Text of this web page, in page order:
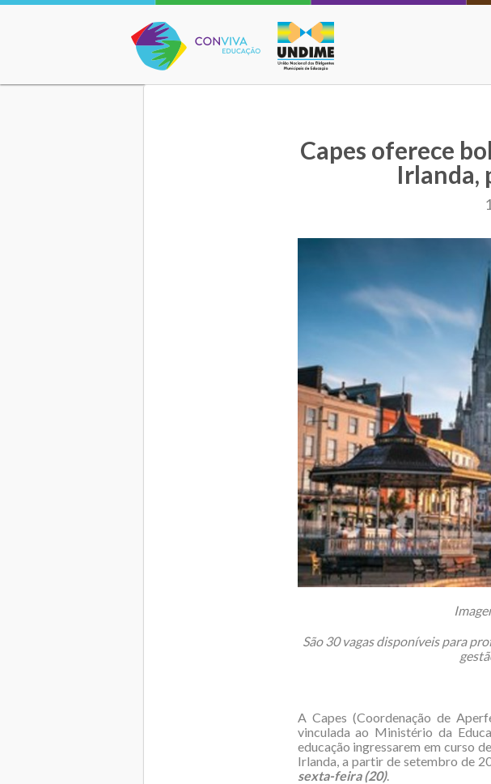
Conviva Educação
Capes oferece
Irlanda,
São 30 vagas disponíveis para
A Capes (Coordenação de
vinculada ao Ministério da
educação ingressarem em curso
Irlanda, a partir de setembro de
sexta-feira (20).